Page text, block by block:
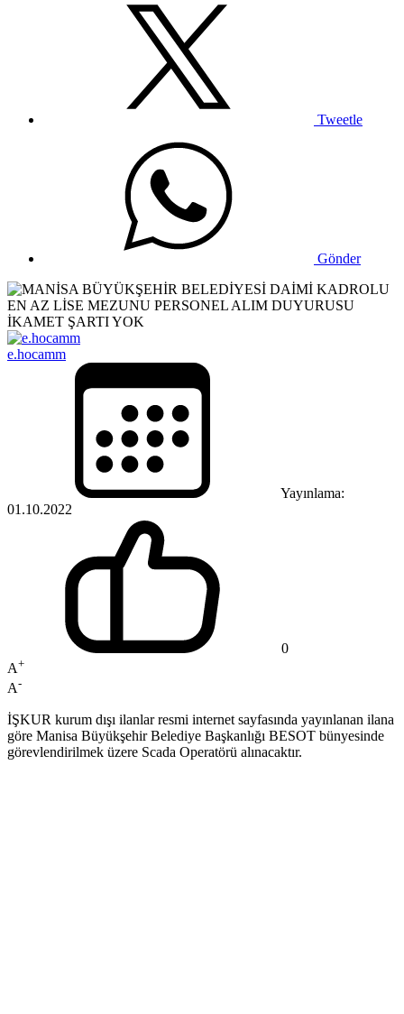
Tweetle
Gönder
e.hocamm
Yayınlama:
01.10.2022
0
A+
A-
İŞKUR kurum dışı ilanlar resmi internet sayfasında yayınlanan ilana
göre Manisa Büyükşehir Belediye Başkanlığı BESOT bünyesinde
görevlendirilmek üzere Scada Operatörü alınacaktır.